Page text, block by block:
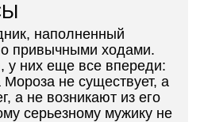
наполненный
привычными ходами.
у них еще все впереди:
не существует, а
а не возникают из его
серьезному мужику не